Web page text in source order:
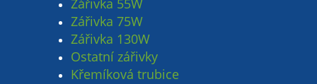
Zářivka 55W
Zářivka 75W
Zářivka 130W
Ostatní zářivky
Křemíková trubice